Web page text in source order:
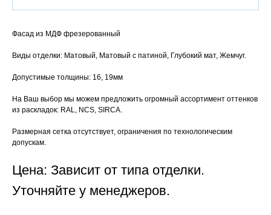
Фасад из МДФ фрезерованный
Виды отделки: Матовый, Матовый с патиной, Глубокий мат, Жемчуг.
Допустимые толщины: 16, 19мм
На Ваш выбор мы можем предложить огромный ассортимент оттенков
из раскладок: RAL, NCS, SIRCA.
Размерная сетка отсутствует, ограничения по технологическим
допускам.
Цена: Зависит от типа отделки.
Уточняйте у менеджеров.